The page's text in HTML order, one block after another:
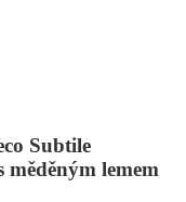
Subtile
lemem